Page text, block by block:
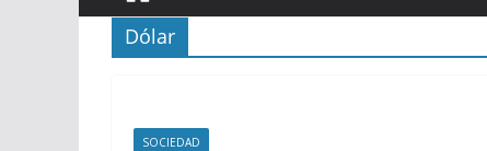
Dólar
SOCIEDAD